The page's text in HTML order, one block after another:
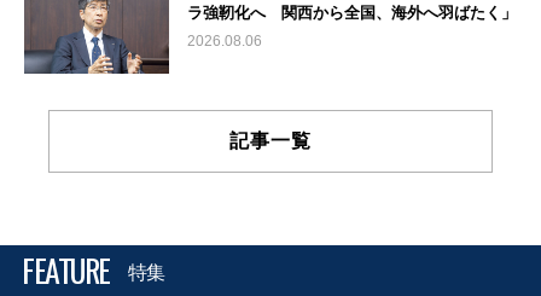
ラ強靭化へ 関西から全国、海外へ羽ばたく」
2026.08.06
記事一覧
FEATURE 特集